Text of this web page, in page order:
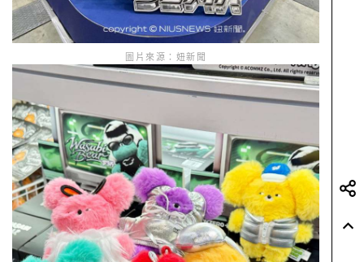
圖片來源：妞新聞